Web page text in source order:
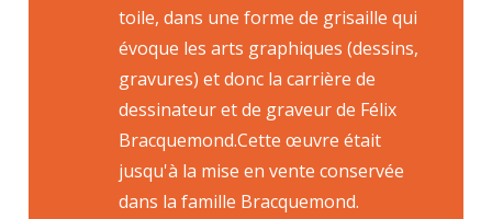
toile, dans une forme de grisaille qui
évoque les arts graphiques (dessins,
gravures) et donc la carrière de
dessinateur et de graveur de Félix
Bracquemond.Cette œuvre était
jusqu'à la mise en vente conservée
dans la famille Bracquemond.